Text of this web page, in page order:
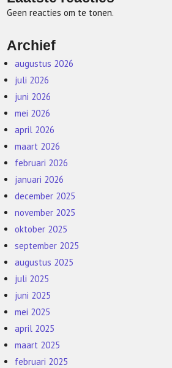
Geen reacties om te tonen.
Archief
augustus 2026
juli 2026
juni 2026
mei 2026
april 2026
maart 2026
februari 2026
januari 2026
december 2025
november 2025
oktober 2025
september 2025
augustus 2025
juli 2025
juni 2025
mei 2025
april 2025
maart 2025
februari 2025